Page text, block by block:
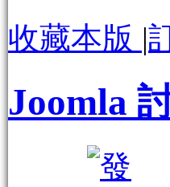
收藏本版 |
Joomla